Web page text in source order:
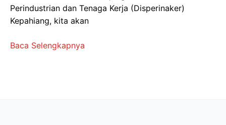
Perindustrian dan Tenaga Kerja (Disperinaker)
Kepahiang, kita akan
Baca Selengkapnya